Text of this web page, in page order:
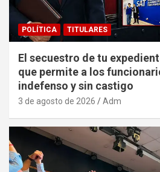
POLÍTICA TITULARES
El secuestro de tu
que permite a los
indefenso y sin castigo
3 de agosto de 2026 Adm